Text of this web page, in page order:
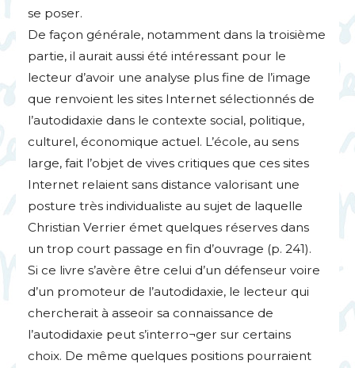
se poser.
De façon générale, notamment dans la troisième
partie, il aurait aussi été intéressant pour le
lecteur d’avoir une analyse plus fine de l’image
que renvoient les sites Internet sélectionnés de
l’autodidaxie dans le contexte social, politique,
culturel, économique actuel. L’école, au sens
large, fait l’objet de vives critiques que ces sites
Internet relaient sans distance valorisant une
posture très individualiste au sujet de laquelle
Christian Verrier émet quelques réserves dans
un trop court passage en fin d’ouvrage (p. 241).
Si ce livre s’avère être celui d’un défenseur voire
d’un promoteur de l’autodidaxie, le lecteur qui
chercherait à asseoir sa connaissance de
l’autodidaxie peut s’interro¬ger sur certains
choix. De même quelques positions pourraient